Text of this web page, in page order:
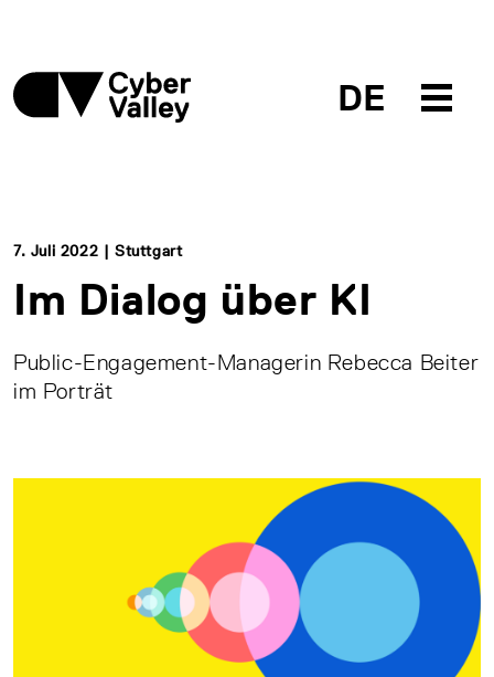
DE
7. Juli 2022 | Stuttgart
Im Dialog über KI
Public-Engagement-Managerin Rebecca Beiter
im Porträt